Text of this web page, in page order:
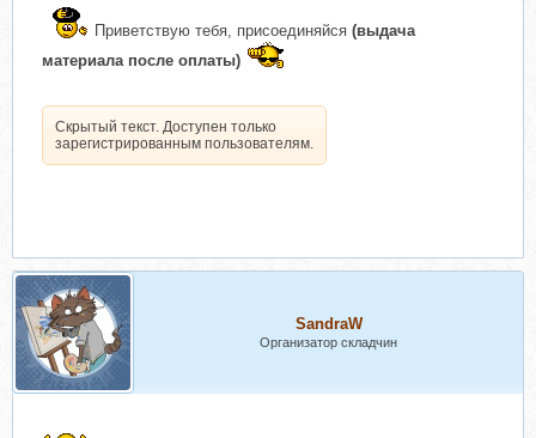
Приветствую тебя, присоединяйся (выдача
материала после оплаты)
Скрытый текст. Доступен только
зарегистрированным пользователям.
SandraW
Организатор складчин